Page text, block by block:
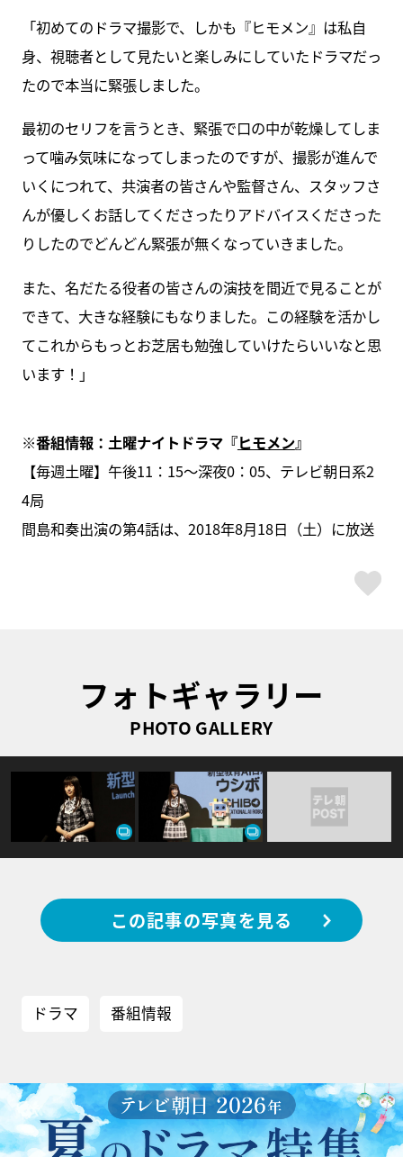
「初めてのドラマ撮影で、しかも『ヒモメン』は私自
身、視聴者として見たいと楽しみにしていたドラマだっ
たので本当に緊張しました。
最初のセリフを言うとき、緊張で口の中が乾燥してしま
って噛み気味になってしまったのですが、撮影が進んで
いくにつれて、共演者の皆さんや監督さん、スタッフさ
んが優しくお話してくださったりアドバイスくださった
りしたのでどんどん緊張が無くなっていきました。
また、名だたる役者の皆さんの演技を間近で見ることが
できて、大きな経験にもなりました。この経験を活かし
てこれからもっとお芝居も勉強していけたらいいなと思
います！」
※番組情報：土曜ナイトドラマ『ヒモメン』
【毎週土曜】午後11：15～深夜0：05、テレビ朝日系2
4局
間島和奏出演の第4話は、2018年8月18日（土）に放送
フォトギャラリー
PHOTO GALLERY
この記事の写真を見る
ドラマ 番組情報